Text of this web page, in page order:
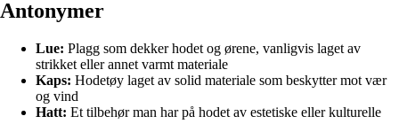
Antonymer
Lue: Plagg som dekker hodet og ørene, vanligvis laget av
strikket eller annet varmt materiale
Kaps: Hodetøy laget av solid materiale som beskytter mot vær
og vind
Hatt: Et tilbehør man har på hodet av estetiske eller kulturelle